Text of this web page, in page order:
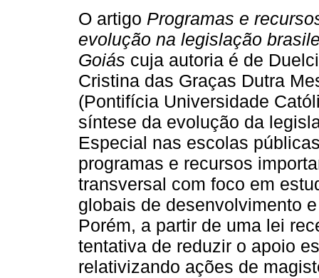
O artigo Programas e
evolução na legislação
Goiás cuja autoria é de
Cristina das Graças Dutra
(Pontifícia Universidade
síntese da evolução da
Especial nas escolas
programas e recursos
transversal com foco em
globais de desenvolvimento
Porém, a partir de uma lei
tentativa de reduzir o apoio
relativizando ações de